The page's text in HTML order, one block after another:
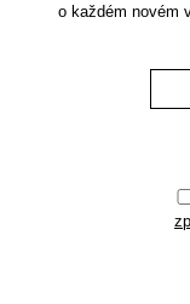
o každém novém